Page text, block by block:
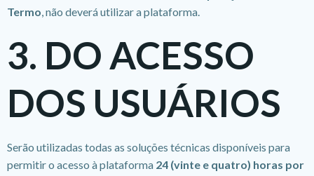
Termo, não deverá utilizar a plataforma.
3. DO ACESSO
DOS USUÁRIOS
Serão utilizadas todas as soluções técnicas disponíveis para
permitir o acesso à plataforma 24 (vinte e quatro) horas por